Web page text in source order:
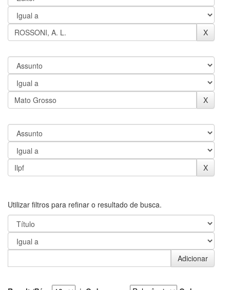
Utilizar filtros para refinar o resultado de busca.